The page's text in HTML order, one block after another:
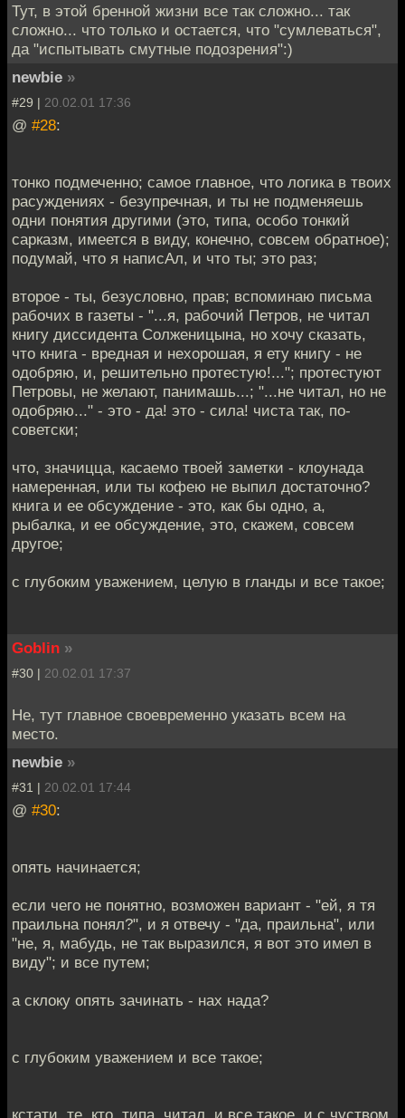
Тут, в этой бренной жизни все так сложно... так
сложно... что только и остается, что "сумлеваться",
да "испытывать смутные подозрения":)
newbie »
#29 | 20.02.01 17:36
@ #28:
тонко подмеченно; самое главное, что логика в твоих
расуждениях - безупречная, и ты не подменяешь
одни понятия другими (это, типа, особо тонкий
сарказм, имеется в виду, конечно, совсем обратное);
подумай, что я написАл, и что ты; это раз;
второе - ты, безусловно, прав; вспоминаю письма
рабочих в газеты - "...я, рабочий Петров, не читал
книгу диссидента Солженицына, но хочу сказать,
что книга - вредная и нехорошая, я ету книгу - не
одобряю, и, решительно протестую!..."; протестуют
Петровы, не желают, панимашь...; "...не читал, но не
одобряю..." - это - да! это - сила! чиста так, по-
советски;
что, значицца, касаемо твоей заметки - клоунада
намеренная, или ты кофею не выпил достаточно?
книга и ее обсуждение - это, как бы одно, а,
рыбалка, и ее обсуждение, это, скажем, совсем
другое;
с глубоким уважением, целую в гланды и все такое;
Goblin »
#30 | 20.02.01 17:37
Не, тут главное своевременно указать всем на
место.
newbie »
#31 | 20.02.01 17:44
@ #30:
опять начинается;
если чего не понятно, возможен вариант - "ей, я тя
праильна понял?", и я отвечу - "да, праильна", или
"не, я, мабудь, не так выразился, я вот это имел в
виду"; и все путем;
а склоку опять зачинать - нах нада?
с глубоким уважением и все такое;